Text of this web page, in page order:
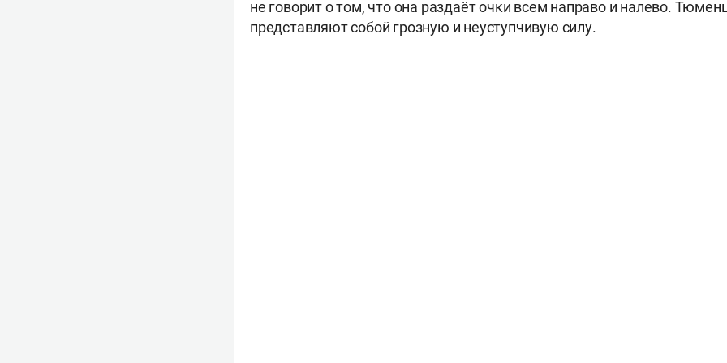
не говорит о том, что она раздаёт очки всем направо и налево.
представляют собой грозную и неуступчивую силу.